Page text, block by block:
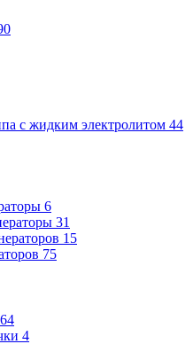
с жидким электролитом 44
6
31
15
75
4